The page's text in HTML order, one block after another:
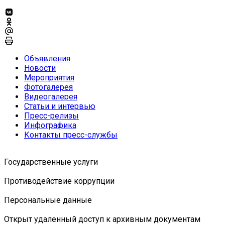
Объявления
Новости
Мероприятия
Фотогалерея
Видеогалерея
Статьи и интервью
Пресс-релизы
Инфографика
Контакты пресс-службы
Государственные услуги
Противодействие коррупции
Персональные данные
Открыт удаленный доступ к архивным документам